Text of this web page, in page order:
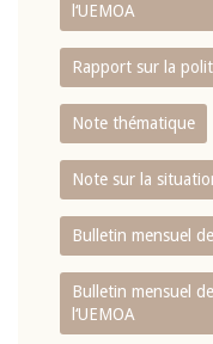
l‘UEMOA
Rapport sur la
Note thématique
Note sur la
Bulletin mensuel
Bulletin mensuel
l‘UEMOA